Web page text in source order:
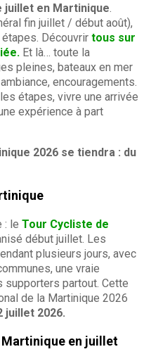
juillet en Martinique.
fin juillet / début août),
Découvrir tous sur
Et là… toute la
pleines, bateaux en mer
encouragements.
étapes, vivre une arrivée
expérience à part
2026 se tiendra : du
: le Tour Cycliste de
début juillet. Les
plusieurs jours, avec
une vraie
supporters partout. Cette
de la Martinique 2026
juillet 2026.
Martinique en juillet